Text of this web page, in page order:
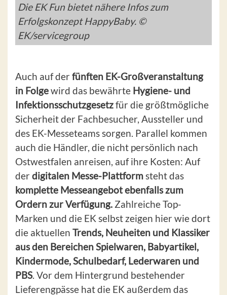
Die EK Fun bietet nähere Infos zum
Erfolgskonzept HappyBaby. ©
EK/servicegroup
Auch auf derfünften EK-Großveranstaltung
in Folgewird das bewährte Hygiene- und
Infektionsschutzgesetzfür die größtmögliche
Sicherheit der Fachbesucher, Aussteller und
des EK-Messeteams sorgen. Parallel kommen
auch die Händler, die nicht persönlich nach
Ostwestfalen anreisen, auf ihre Kosten: Auf
derdigitalen Messe-Plattform steht das
komplette Messeangebot ebenfalls zum
Ordern zur Verfügung. Zahlreiche Top-
Marken und die EK selbst zeigen hier wie dort
die aktuellen Trends, Neuheiten und Klassiker
aus den Bereichen Spielwaren, Babyartikel,
Kindermode, Schulbedarf, Lederwaren und
PBS. Vor dem Hintergrund bestehender
Lieferengpässe hat die EK außerdem das